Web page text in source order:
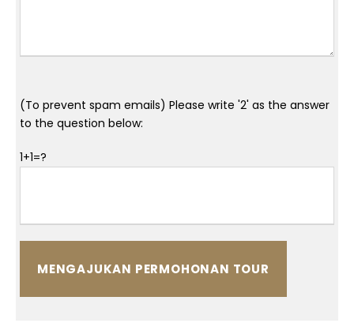
(To prevent spam emails) Please write '2' as the answer
to the question below:
1+1=?